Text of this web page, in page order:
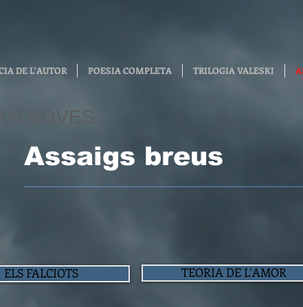
Assaigs breus
ELS FALCIOTS TEORIA DE L'AMOR
DE L'AUTOR POESIA COMPLETA TRILOGIA VALESKI
NOVES